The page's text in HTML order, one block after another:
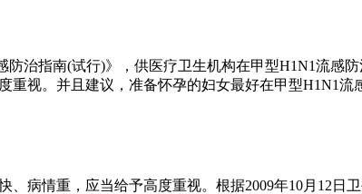
治指南(试行)》，供医疗卫生机构在甲型H1N1流感
视。并且建议，准备怀孕的妇女最好在甲型H1N1流
病情重，应当给予高度重视。根据2009年10月12日